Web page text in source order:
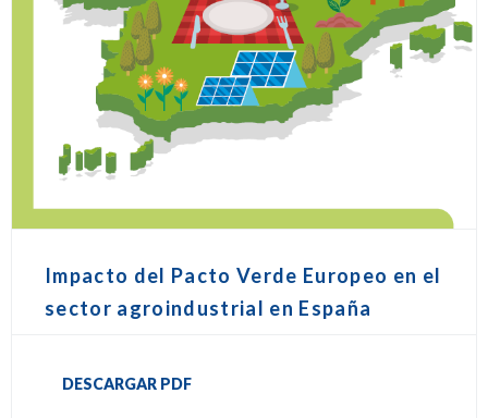
Impacto del Pacto Verde Europeo en el
sector agroindustrial en España
DESCARGAR PDF